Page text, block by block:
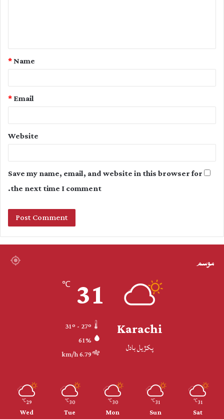
t
Name
*
Email
*
Website
Save my name, email, and website in this browser for
the next time I comment.
موسم
Karachi
پکڙيل بادل
31
℃
61%
6.79 km/h
31
℃
Sat
31
℃
Sun
30
℃
Mon
30
℃
Tue
29
℃
Wed